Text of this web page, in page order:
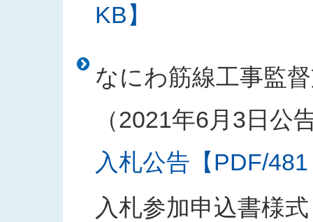
KB】
なにわ筋線工事監
（2021年6月3日公
入札公告【PDF/
入札参加申込書様式